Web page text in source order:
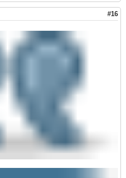
#16